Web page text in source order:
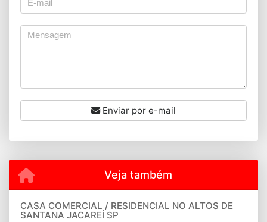
Enviar por e-mail
Veja também
CASA COMERCIAL / RESIDENCIAL NO ALTOS DE
SANTANA JACAREÍ SP